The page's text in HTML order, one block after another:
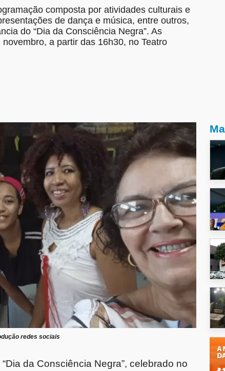
composta por atividades culturais e
de dança e música, entre outros,
do “Dia da Consciência Negra”. As
a partir das 16h30, no Teatro
redes sociais
da Consciência Negra”, celebrado no